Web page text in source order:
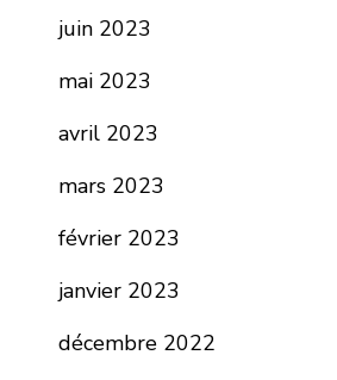
juin 2023
mai 2023
avril 2023
mars 2023
février 2023
janvier 2023
décembre 2022